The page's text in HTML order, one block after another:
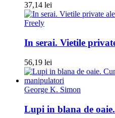
37,14 lei
Freely
In serai. Vietile
56,19 lei
George K. Simon
Lupi in blana de